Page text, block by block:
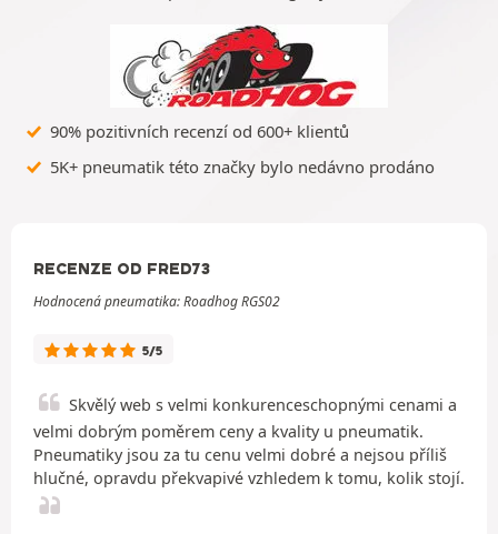
90% pozitivních recenzí od 600+ klientů
5K+ pneumatik této značky bylo nedávno prodáno
RECENZE OD FRED73
Hodnocená pneumatika: Roadhog RGS02
5/5
Skvělý web s velmi konkurenceschopnými cenami a
velmi dobrým poměrem ceny a kvality u pneumatik.
Pneumatiky jsou za tu cenu velmi dobré a nejsou příliš
hlučné, opravdu překvapivé vzhledem k tomu, kolik stojí.